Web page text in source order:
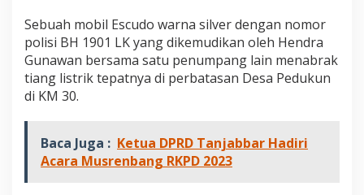
r
a
t
S
e
a
h
N
Sebuah mobil Escudo warna silver dengan nomor
polisi BH 1901 LK yang dikemudikan oleh Hendra
Gunawan bersama satu penumpang lain menabrak
tiang listrik tepatnya di perbatasan Desa Pedukun
di KM 30.
Baca Juga : Ketua DPRD Tanjabbar Hadiri
Acara Musrenbang RKPD 2023